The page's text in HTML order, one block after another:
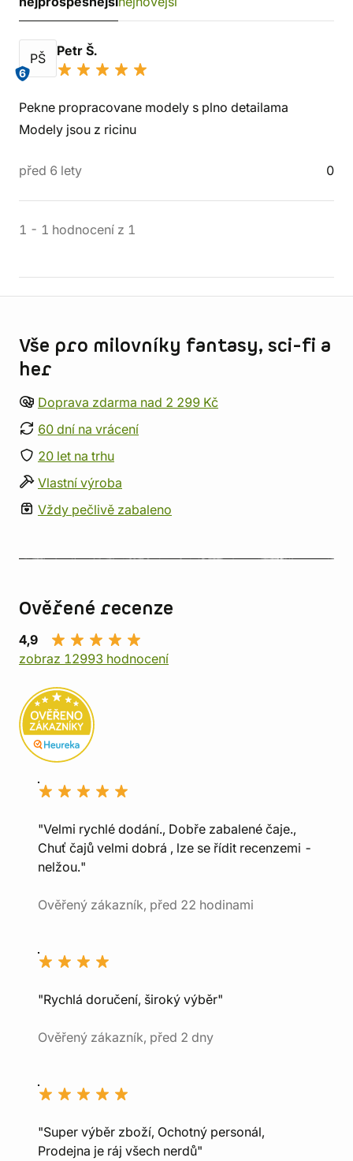
PŠ
6
Petr Š.
Pekne propracovane modely s plno detailama
Modely jsou z ricinu
před 6 lety 0
1 - 1 hodnocení z 1
Vše pro milovníky fantasy, sci-fi a
her
Doprava zdarma nad 2 299 Kč
60 dní na vrácení
20 let na trhu
Vlastní výroba
Vždy pečlivě zabaleno
Ověřené recenze
4,9
zobraz 12993 hodnocení
"Velmi rychlé dodání., Dobře zabalené čaje.,
Chuť čajů velmi dobrá , lze se řídit recenzemi -
nelžou."
Ověřený zákazník, před 22 hodinami
"Rychlá doručení, široký výběr"
Ověřený zákazník, před 2 dny
"Super výběr zboží, Ochotný personál,
Prodejna je ráj všech nerdů"